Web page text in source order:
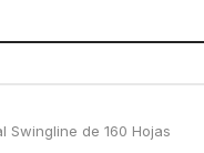
Swingline de 160 Hojas